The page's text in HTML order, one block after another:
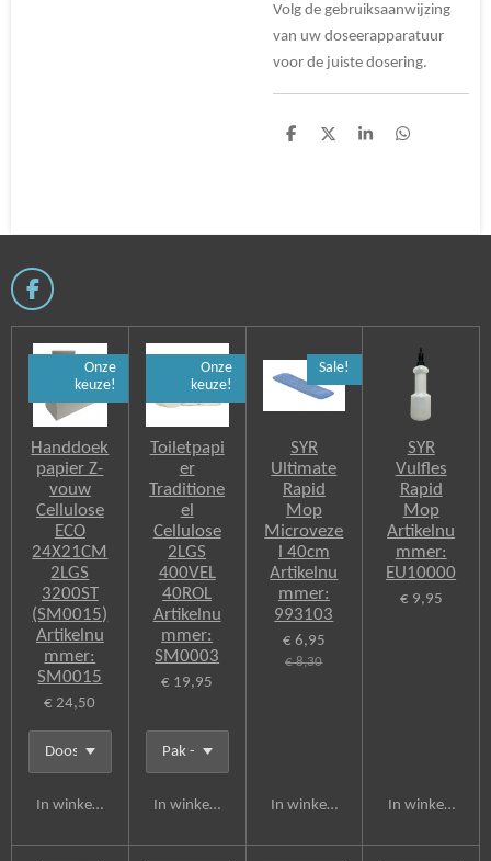
Volg de gebruiksaanwijzing
van uw doseerapparatuur
voor de juiste dosering.
D
D
S
D
F
e
Onze
keuze!
Handdoek
papier Z-
vouw
Cellulose
ECO
24X21CM
2LGS
3200ST
(SM0015)
Artikelnu
mmer:
SM0015
€ 24,50
In winkelwagen
Onze
keuze!
Toiletpapi
er
Traditione
el
Cellulose
2LGS
400VEL
40ROL
Artikelnu
mmer:
SM0003
€ 19,95
In winkelwagen
Sale!
SYR
Ultimate
Rapid
Mop
Microveze
l 40cm
Artikelnu
mmer:
993103
€ 6,95
€ 8,30
In winkelwagen
SYR
Vulfles
Rapid
Mop
Artikelnu
mmer:
EU10000
€ 9,95
In winkelwagen